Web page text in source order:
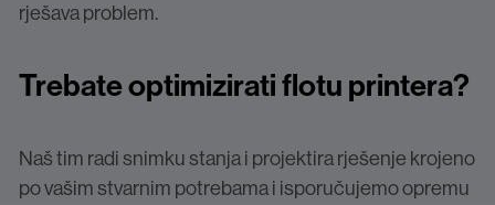
rješava problem.
Trebateoptimiziratiflotu printera?
Naš tim radi snimku stanja i projektira rješenje krojeno
po vašim stvarnim potrebama i isporučujemo opremu